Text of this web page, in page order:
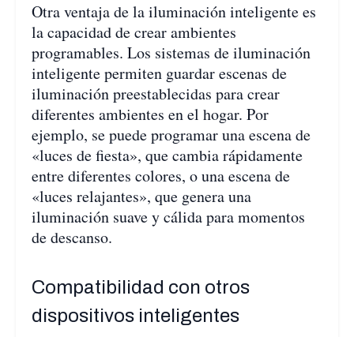
Otra ventaja de la iluminación inteligente es
la capacidad de crear ambientes
programables. Los sistemas de iluminación
inteligente permiten guardar escenas de
iluminación preestablecidas para crear
diferentes ambientes en el hogar. Por
ejemplo, se puede programar una escena de
«luces de fiesta», que cambia rápidamente
entre diferentes colores, o una escena de
«luces relajantes», que genera una
iluminación suave y cálida para momentos
de descanso.
Compatibilidad con otros
dispositivos inteligentes